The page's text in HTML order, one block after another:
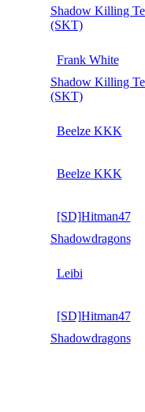
Shadow Killing
(SKT)
Frank White
Shadow Killing
(SKT)
Beelze KKK
Beelze KKK
[SD]Hitman47
Shadowdragons
Leibi
[SD]Hitman47
Shadowdragons